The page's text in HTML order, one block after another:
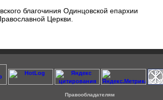
благочиния Одинцовской епархии
Церкви.
Правообладателям